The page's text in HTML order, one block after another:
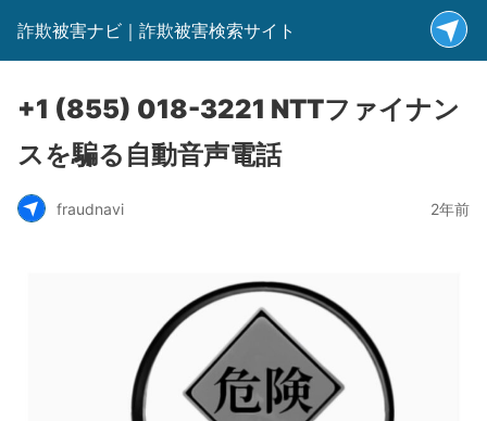
詐欺被害ナビ｜詐欺被害検索サイト
+1 (855) 018-3221 NTTファイナン
スを騙る自動音声電話
fraudnavi 2年前